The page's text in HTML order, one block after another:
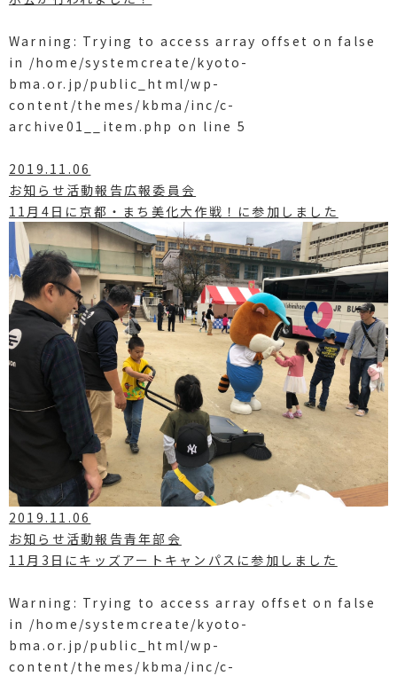
Warning : Trying to access array offset on false
in /home/systemcreate/kyoto-
bma.or.jp/public_html/wp-
content/themes/kbma/inc/c-
archive01__item.php on line 5
2019.11.06
お知らせ活動報告広報委員会
11月4日に京都・まち美化大作戦！に参加しました
2019.11.06
お知らせ活動報告青年部会
11月3日にキッズアートキャンパスに参加しました
Warning : Trying to access array offset on false
in /home/systemcreate/kyoto-
bma.or.jp/public_html/wp-
content/themes/kbma/inc/c-